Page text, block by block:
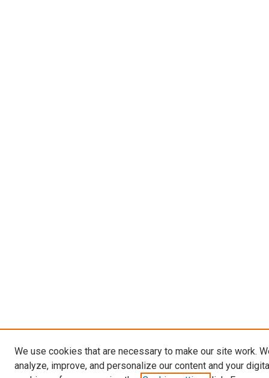
We use cookies that are necessary to make our site work.
analyze, improve, and personalize our content and your